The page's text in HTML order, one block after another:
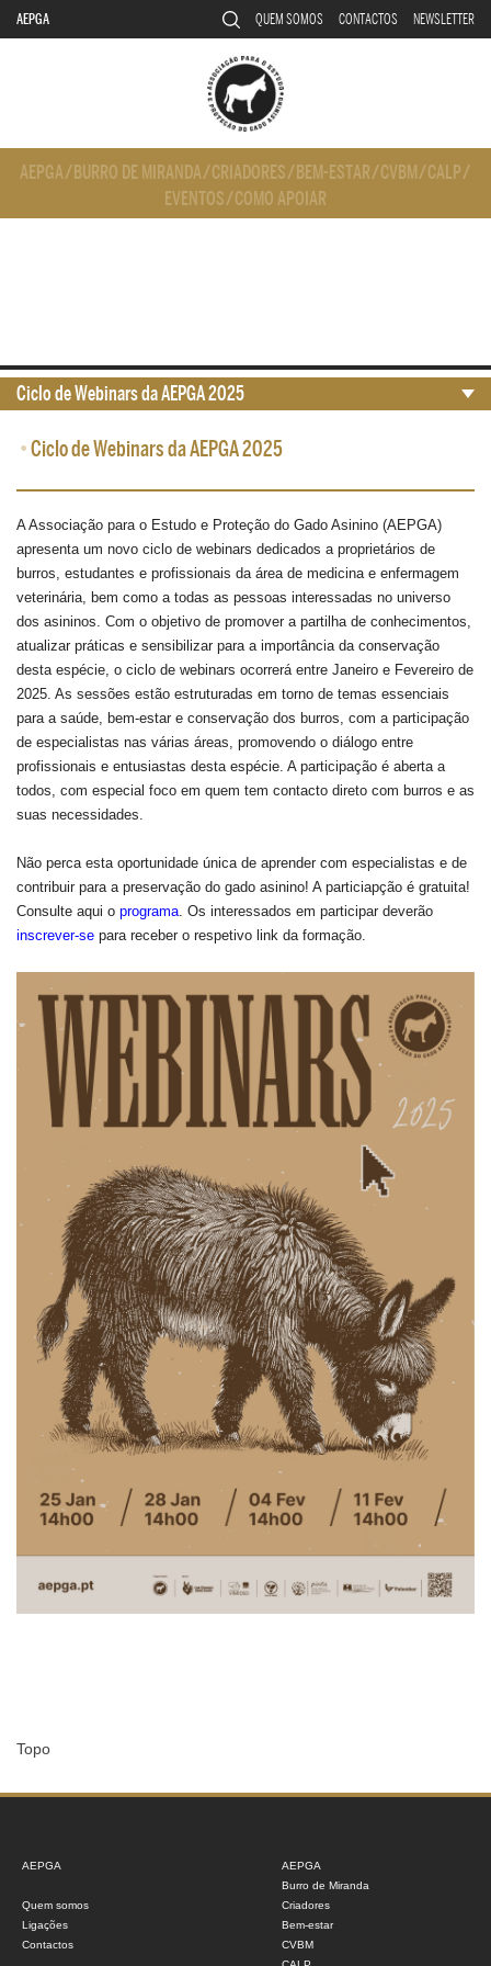
AEPGA QUEM SOMOS CONTACTOS NEWSLETTER
AEPGA/ BURRO DE MIRANDA/CRIADORES/ BEM-ESTAR/CVBM/CALP/
EVENTOS/COMO APOIAR
•Ciclo de Webinars da AEPGA 2025
A Associação para o Estudo e Proteção do Gado Asinino (AEPGA)
apresenta um novo ciclo de webinars dedicados a proprietários de
burros, estudantes e profissionais da área de medicina e enfermagem
veterinária, bem como a todas as pessoas interessadas no universo
dos asininos. Com o objetivo de promover a partilha de conhecimentos,
atualizar práticas e sensibilizar para a importância da conservação
desta espécie, o ciclo de webinars ocorrerá entre Janeiro e Fevereiro de
2025. As sessões estão estruturadas em torno de temas essenciais
para a saúde, bem-estar e conservação dos burros, com a participação
de especialistas nas várias áreas, promovendo o diálogo entre
profissionais e entusiastas desta espécie. A participação é aberta a
todos, com especial foco em quem tem contacto direto com burros e as
suas necessidades.
Não perca esta oportunidade única de aprender com especialistas e de
contribuir para a preservação do gado asinino! A particiapção é gratuita!
Consulte aqui o programa. Os interessados em participar deverão
inscrever-se para receber o respetivo link da formação.
Topo
Ciclo de Webinars da AEPGA 2025
AEPGA
Quem somos
Ligações
Contactos
AEPGA
Burro de Miranda
Criadores
Bem-estar
CVBM